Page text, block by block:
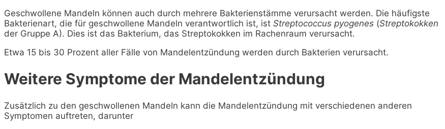
Geschwollene Mandeln können auch durch mehrere Bakterienstämme verursacht werden. Die häufigste
Bakterienart, die für geschwollene Mandeln verantwortlich ist, ist Streptococcus pyogenes (Streptokokken
der Gruppe A). Dies ist das Bakterium, das Streptokokken im Rachenraum verursacht.
Etwa 15 bis 30 Prozent aller Fälle von Mandelentzündung werden durch Bakterien verursacht.
Weitere Symptome der Mandelentzündung
Zusätzlich zu den geschwollenen Mandeln kann die Mandelentzündung mit verschiedenen anderen
Symptomen auftreten, darunter